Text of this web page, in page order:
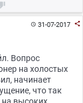
31-07-2017 
Вопрос
на холостых
начинает
что так